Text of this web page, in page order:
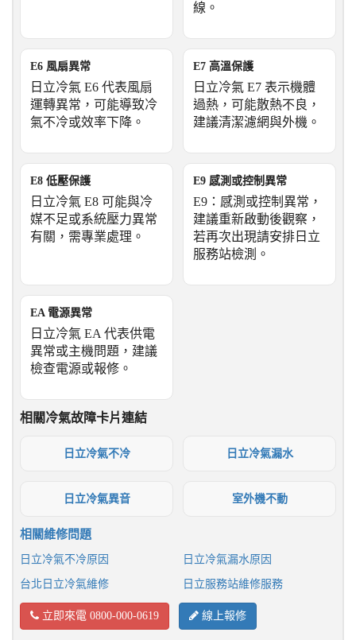
線。
E6 風扇異常
日立冷氣 E6 代表風扇
運轉異常，可能導致冷
氣不冷或效率下降。
E7 高溫保護
日立冷氣 E7 表示機體
過熱，可能散熱不良，
建議清潔濾網與外機。
E8 低壓保護
日立冷氣 E8 可能與冷
媒不足或系統壓力異常
有關，需專業處理。
E9 感測或控制異常
E9：感測或控制異常，
建議重新啟動後觀察，
若再次出現請安排日立
服務站檢測。
EA 電源異常
日立冷氣 EA 代表供電
異常或主機問題，建議
檢查電源或報修。
相關冷氣故障卡片連結
日立冷氣不冷 日立冷氣漏水
日立冷氣異音 室外機不動
相關維修問題
日立冷氣不冷原因 日立冷氣漏水原因
台北日立冷氣維修 日立服務站維修服務
立即來電 0800-000-0619 線上報修